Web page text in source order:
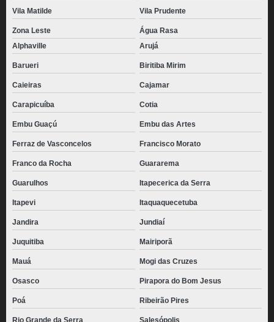
Vila Matilde Vila Prudente
Zona Leste
Água Rasa
Alphaville
Arujá
Barueri Biritiba Mirim
Caieiras Cajamar
Carapicuíba Cotia
Embu Guaçú Embu das Artes
Ferraz de Vasconcelos Francisco Morato
Franco da Rocha Guararema
Guarulhos Itapecerica da Serra
Itapevi Itaquaquecetuba
Jandira Jundiaí
Juquitiba Mairiporã
Mauá Mogi das Cruzes
Osasco Pirapora do Bom Jesus
Poá Ribeirão Pires
Rio Grande da Serra Salesópolis